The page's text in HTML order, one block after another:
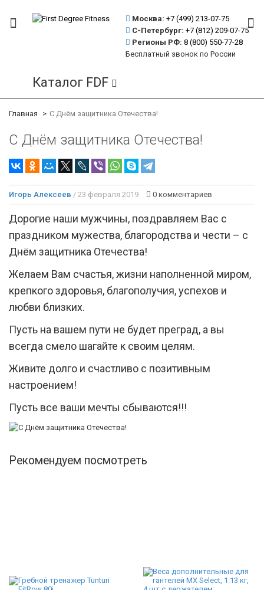
Москва: +7 (499) 213-07-75
С-Петербург: +7 (812) 209-07-75
Регионы РФ: 8 (800) 550-77-28
Бесплатный звонок по России
Каталог FDF
Главная С Днём защитника Отечества!
С Днём защитника Отечества!
Игорь Алексеев / 23 февраля 2019 0 комментариев
Дорогие наши мужчины, поздравляем Вас с
праздником мужества, благородства и чести – с
Днём защитника Отечества!
Желаем Вам счастья, жизни наполненной миром,
крепкого здоровья, благополучия, успехов и
любви близких.
Пусть на вашем пути не будет преград, а вы
всегда смело шагайте к своим целям.
Живите долго и счастливо с позитивным
настроением!
Пусть все ваши мечты сбываются!!!
Рекомендуем посмотреть